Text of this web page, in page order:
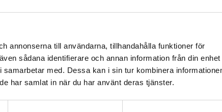
annonserna till användarna, tillhandahålla funktioner för
sådana identifierare och annan information från din enhet
med. Dessa kan i sin tur kombinera
har samlat in när du har använt deras tjänster.
behov och önskemål med funktioner och produkter som är
för vårt arbetssätt.